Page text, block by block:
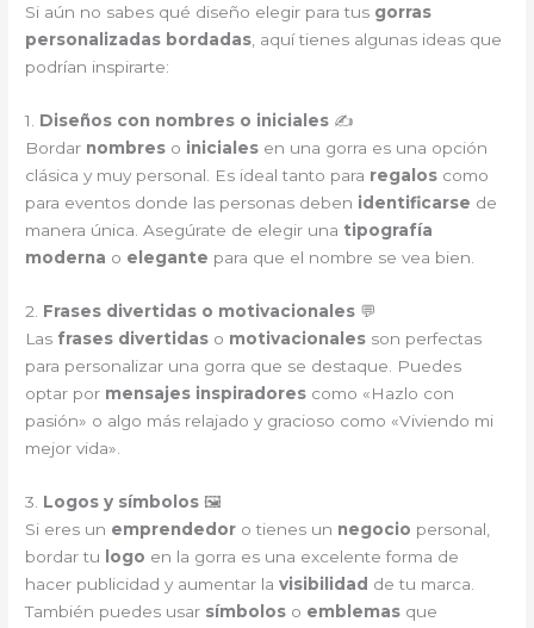
Si aún no sabes qué diseño elegir para tus gorras
personalizadas bordadas, aquí tienes algunas ideas que
podrían inspirarte:
1. Diseños con nombres o iniciales ✍️
Bordar nombres o iniciales en una gorra es una opción
clásica y muy personal. Es ideal tanto para regalos como
para eventos donde las personas deben identificarse de
manera única. Asegúrate de elegir una tipografía
moderna o elegante para que el nombre se vea bien.
2. Frases divertidas o motivacionales 💬
Las frases divertidas o motivacionales son perfectas
para personalizar una gorra que se destaque. Puedes
optar por mensajes inspiradores como «Hazlo con
pasión» o algo más relajado y gracioso como «Viviendo mi
mejor vida».
3. Logos y símbolos 🖼️
Si eres un emprendedor o tienes un negocio personal,
bordar tu
logo en la gorra es una excelente forma de
hacer publicidad y aumentar lavisibilidad de tu marca.
También puedes usar símbolos o emblemas que